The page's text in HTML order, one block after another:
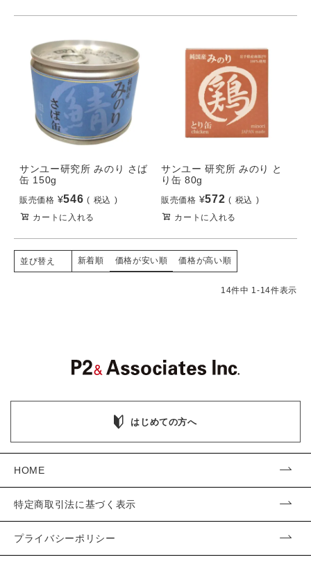
サンユー研究所 みのり さば
缶 150g
販売価格 ¥546
税込
カートに入れる
サンユー 研究所 みのり と
り缶 80g
販売価格 ¥572
税込
カートに入れる
並び替え 新着順 価格が安い順 価格が高い順
14件中 1-14件表示
はじめての方へ
HOME
特定商取引法に基づく表示
プライバシーポリシー